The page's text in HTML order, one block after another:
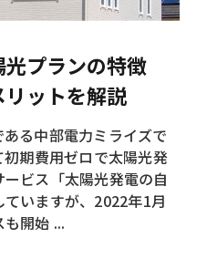
プランの特徴
ットを解説
る中部電力ミライズで
期費用ゼロで太陽光発
ビス「太陽光発電の自
いますが、2022年1月
開始 ...